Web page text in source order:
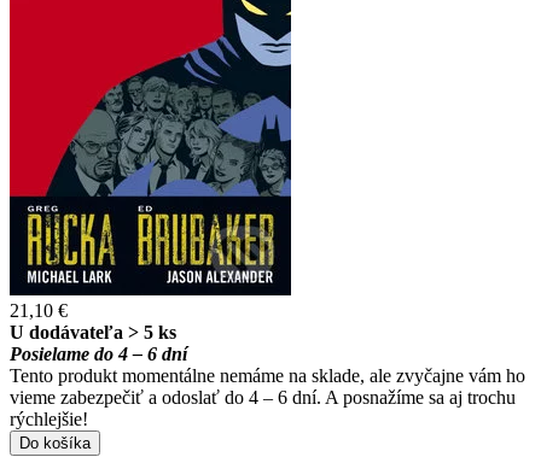
21,10 €
U dodávateľa > 5 ks
Posielame do 4 – 6 dní
Tento produkt momentálne nemáme na sklade, ale zvyčajne vám ho
vieme zabezpečiť a odoslať do 4 – 6 dní. A posnažíme sa aj trochu
rýchlejšie!
Do košíka